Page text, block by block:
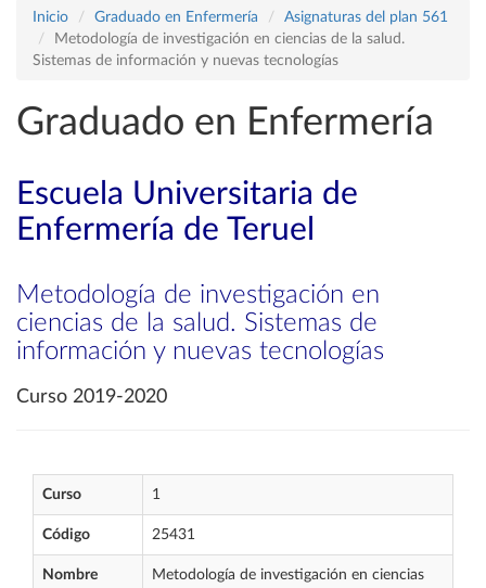
Inicio Graduado en Enfermería
Asignaturas del plan 561
Metodología de investigación en ciencias de la salud.
Sistemas de información y nuevas tecnologías
Graduado en Enfermería
Escuela Universitaria de
Enfermería de Teruel
Metodología de investigación en
ciencias de la salud. Sistemas de
información y nuevas tecnologías
Curso 2019-2020
Curso 1
Código 25431
Nombre
Metodología de investigación en ciencias